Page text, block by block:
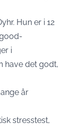
Hun er i 12
i
have det godt,
år
stresstest,